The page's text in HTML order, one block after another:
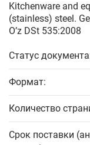
Kitchenware and
(stainless) steel.
O’z DSt 535:2008
Статус
Формат:
Количество
Срок поставки